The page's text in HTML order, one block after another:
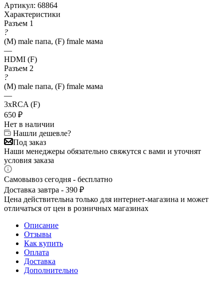
Артикул: 68864
Характеристики
Разъем 1
?
(M) male папа, (F) fmale мама
—
HDMI (F)
Разъем 2
?
(M) male папа, (F) fmale мама
—
3xRCA (F)
650 ₽
Нет в наличии
Нашли дешевле?
Под заказ
Наши менеджеры обязательно свяжутся с вами и уточнят
условия заказа
Самовывоз сегодня - бесплатно
Доставка завтра - 390 ₽
Цена действительна только для интернет-магазина и может
отличаться от цен в розничных магазинах
Описание
Отзывы
Как купить
Оплата
Доставка
Дополнительно